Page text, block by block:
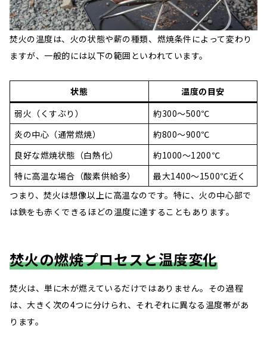
焚火の温度は、火の状態や薪の種類、燃焼条件によって変わり
ますが、一般的には以下の範囲といわれています。
状態
温度の目安
弱火（くすぶり）
約300～500℃
炎の中心（通常燃焼）
約800～900℃
良好な燃焼状態（白熱化）
約1000～1200℃
特に高温な場合（酸素供給多）
最大1400～1500℃近く
つまり、焚火は想像以上に高温なのです。特に、火の中心部で
は鉄をも赤くできるほどの温度に達することもあります。
焚火の燃焼プロセスと温度変化
焚火は、単に木が燃えているだけではありません。その過程
は、大きく次の4つに分けられ、それぞれに異なる温度帯があ
ります。